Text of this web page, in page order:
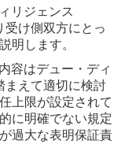
リジェンス
受け側双方にとっ
明します。
容はデュー・ディ
まえて適切に検討
上限が設定されて
に明確でない規定
過大な表明保証責